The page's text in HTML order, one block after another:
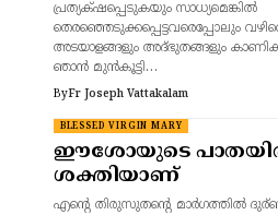
പ്രത്യക്‌ഷപ്പെടുകയും സാധ്യമെങ്കില്‍
തെരഞ്ഞെടുക്കപ്പെട്ടവരെപ്പോലും
അടയാളങ്ങളും അദ്‌ഭുതങ്ങളും
ഞാന്‍ മുന്‍കൂട്ടി…
ByFr Joseph Vattakalam
BLESSED VIRGIN MARY
ഈശോയുടെ
ശക്തിയാണ്
എന്റെ തിരുസുതന്റെ മാർഗത്തിൽ